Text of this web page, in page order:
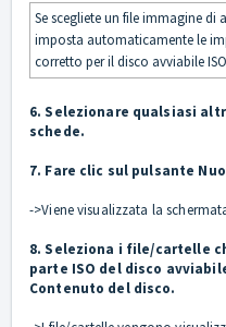
Se scegliete un file immagine di
imposta automaticamente le
corretto per il disco avviabile
6. Selezionare qualsiasi
schede.
7. Fare clic sul pulsante
->Viene visualizzata la
8. Seleziona i file/cartelle
parte ISO del disco
Contenuto del disco.